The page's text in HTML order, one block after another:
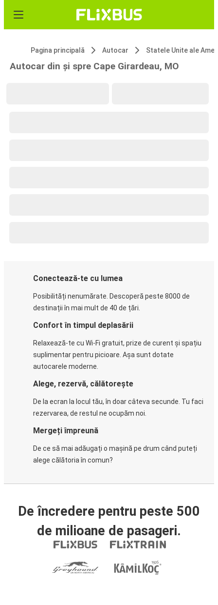
Pagina principală Autocar
Autocar din și spre Cape Girardeau, MO
Conectează-te cu lumea
Posibilități nenumărate. Descoperă peste 8000 de
destinații în mai mult de 40 de țări.
Confort în timpul deplasării
Relaxează-te cu Wi-Fi gratuit, prize de curent și spațiu
suplimentar pentru picioare. Așa sunt dotate
autocarele moderne.
Alege, rezervă, călătorește
De la ecran la locul tău, în doar câteva secunde. Tu faci
rezervarea, de restul ne ocupăm noi.
Mergeți împreună
De ce să mai adăugați o mașină pe drum când puteți
alege călătoria în comun?
De încredere pentru peste 500
de milioane de pasageri.